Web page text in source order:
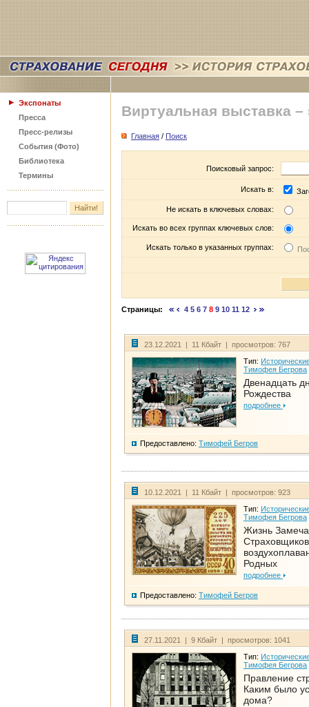
Экспонаты
Пресса
Пресс-релизы
События (Фото)
Библиотека
Термины
Виртуальная выставка –
Главная / Поиск
Поисковый запрос:
Искать в:
Не искать в ключевых словах:
Искать во всех группах ключевых слов:
Искать только в указанных группах:
Страницы: 4 5 6 7 8 9 10 11 12
23.12.2021 | 11 Кбайт | просмотров: 767
Тип:
Тимофея Бегрова
Двенадцать
Рождества
подробнее
Предоставлено: Тимофей Бегров
10.12.2021 | 11 Кбайт | просмотров: 923
Тип:
Тимофея Бегрова
Жизнь
Родных
подробнее
Предоставлено: Тимофей Бегров
27.11.2021 | 9 Кбайт | просмотров: 1041
Тип:
Тимофея Бегрова
Правление
Каким было
дома?